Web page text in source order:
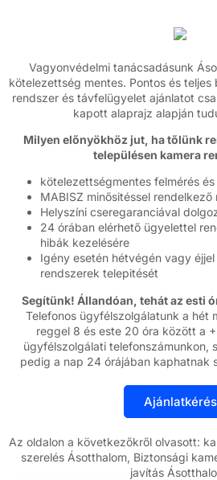
Vagyonvédelmi tanácsadásunk
kötelezettség mentes. Pontos és
rendszer és távfelügyelet ajánlatot
kapott alaprajz alapján
Milyen előnyökhöz jut, ha tőlünk
településen kamera
kötelezettségmentes felmérés
MABISZ minősitéssel
Helyszíni cseregaranciával
24 órában elérhető ügyelettel
hibák kezelésére
Igény esetén hétvégén vagy
rendszerek telepitését
Segítünk! Állandóan, tehát az esti
Telefonos ügyfélszolgálatunk a hét
reggel 8 és este 20 óra között a
ügyfélszolgálati telefonszámunkon,
pedig a nap 24 órájában kaphatnak
Az oldalon a következőkről olvasott:
szerelés Ásotthalom, Biztonsági
javítás